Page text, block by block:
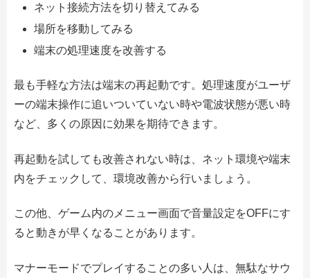
ネット接続方法を切り替えてみる
場所を移動してみる
端末の処理速度を改善する
最も手軽な方法は端末の再起動です。処理速度がユーザ
ーの端末操作に追いついていない時や電波状態が悪い時
など、多くの原因に効果を期待できます。
再起動を試しても改善されない時は、ネット環境や端末
内をチェックして、環境改善から行いましょう。
この他、ゲーム内のメニュー画面で音量設定をOFFにす
ると動きが早くなることがあります。
マナーモードでプレイすることの多い人は、無駄なサウ